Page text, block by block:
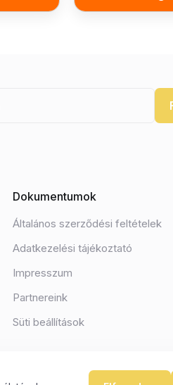
Dokumentumok
Általános szerződési feltételek
Adatkezelési tájékoztató
Impresszum
Partnereink
Süti beállítások